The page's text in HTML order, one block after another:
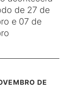
de 27 de
e 07 de
DE